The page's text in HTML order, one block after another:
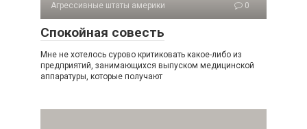
Агрессивные штаты америки 0
Спокойная совесть
Мне не хотелось сурово критиковать какое-либо из
предприятий, занимающихся выпуском медицинской
ап­паратуры, которые получают